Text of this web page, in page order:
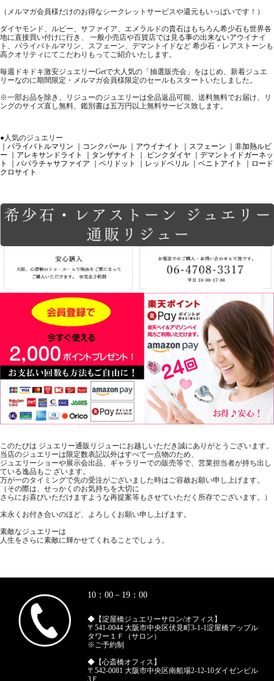
（メルマガ会員様だけのお得なシークレットサービスや還元もいっぱいです！）
ダイヤモンド、ルビー、サファイア、エメラルドの貴石はもちろん希少石も世界各
地に直接買い付けに行き、 一般小売店や百貨店では見る事の出来ないアウイナイ
ト、パライバトルマリン、スフェーン、デマントイドなど 希少石・レアストーンも
高クオリティにてこだわりもってご紹介いたします。
毎週ドキドキ激安ジュエリーGetで大人気の「抽選販売会」をはじめ、新着ジュエ
リーなのに期間限定・メルマガ会員様限定のセールもスタートいたしました。
※一部お品を除き、リジューのジュエリーは全品返品可能、送料無料でお届け、リ
ングのサイズ直し無料、鑑別書は五万円以上無料サービス致します。
●人気のジュエリー
｜パライバトルマリン
｜コンクパール ｜アウイナイト ｜スフェーン
｜非加熱ルビ
ー
｜アレキサンドライト ｜タンザナイト ｜ ピンクダイヤ
｜デマントイドガーネッ
ト
｜パパラチャサファイア ｜ペリドット ｜レッドベリル ｜ベニトアイト
｜ロード
クロサイト
このたびは ジュエリー通販リジューにお越しいただき誠にありがとうございます。
当店のジュエリーは限定数表記以外はすべて一点物のため、
ジュエリーショーや展示会出品、ギャラリーでの販売等で、営業担当者が持ち出し
ている逸品もご ざいます。
万が一のタイミングで先の受注がございました時はご容赦お願い申し上げます。
（その際は、せっかくのお気持ちを大切に
さらにお喜びいただけますような再提案等もさせていただく所存でございます。）
末永くお付き合いのほど、よろしくお願い申し上げます。
素敵なジュエリーは
人生をさらに素敵に輝かせてくれることでしょう。
10：00－19：00
◆【淀屋橋ジュエリーサロン/オフィス】
〒541-0044 大阪市中央区伏見町3-1-1淀屋橋アップル
タワー１Ｆ（サロン）
※ご予約制
◆【心斎橋オフィス】
〒542-0081 大阪市中央区南船場2-12-10ダイゼンビル
3Ｆ